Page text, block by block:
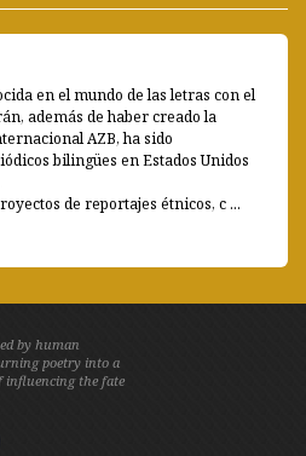
en el mundo de las letras con el
además de haber creado la
AZB, ha sido
bilingües en Estados Unidos
de reportajes étnicos, c ...
by human
poetry into a
influencing the fate